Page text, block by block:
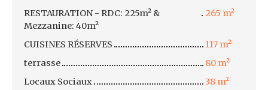
RESTAURATION - RDC: 225m² &
Mezzanine: 40m²
265 m²
CUISINES RÉSERVES
117 m²
terrasse
80 m²
Locaux Sociaux
38 m²